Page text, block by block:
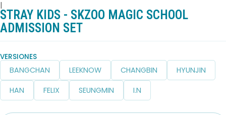
|
STRAY KIDS - SKZOO MAGIC SCHOOL
ADMISSION SET
VERSIONES
BANGCHAN LEEKNOW CHANGBIN
HYUNJIN
HAN
FELIX SEUNGMIN I.N